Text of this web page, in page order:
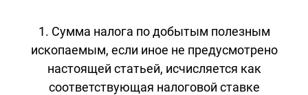
1. Сумма налога по добытым полезным
ископаемым, если иное не предусмотрено
настоящей статьей, исчисляется как
соответствующая налоговой ставке